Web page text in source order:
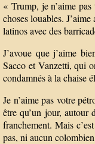
« Trump, je n’aime
choses louables.
latinos avec des
J’avoue que j’aime
Sacco et Vanzetti, qui
condamnés à la chaise
Je n’aime pas votre
être qu’un jour, autour
franchement. Mais
pas, ni aucun